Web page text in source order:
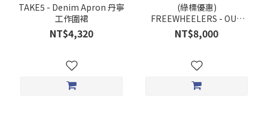
TAKE5 - Denim Apron 丹寧
工作圍裙
NT$4,320
(綠標優惠)
FREEWHEELERS - OUT
DOO RAPRON 工作圍裙
NT$8,000